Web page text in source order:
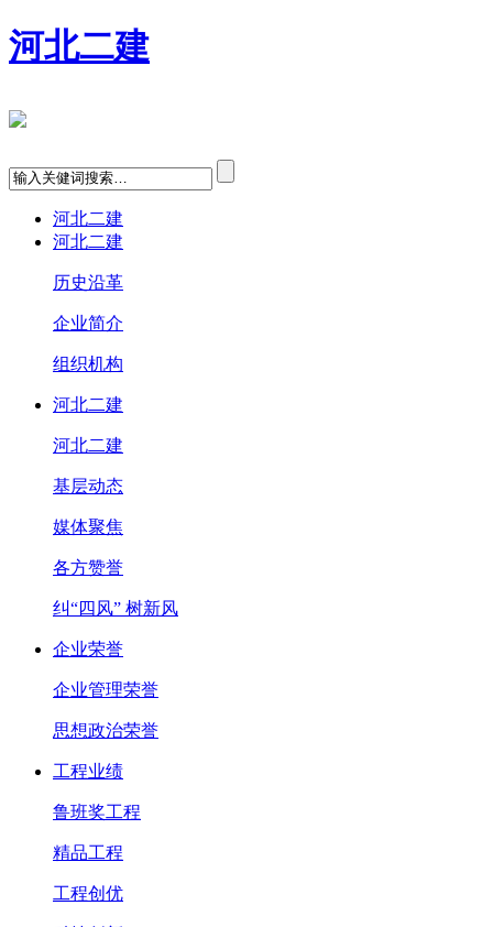
河北二建
河北二建
河北二建
历史沿革
企业简介
组织机构
河北二建
河北二建
基层动态
媒体聚焦
各方赞誉
纠“四风” 树新风
企业荣誉
企业管理荣誉
思想政治荣誉
工程业绩
鲁班奖工程
精品工程
工程创优